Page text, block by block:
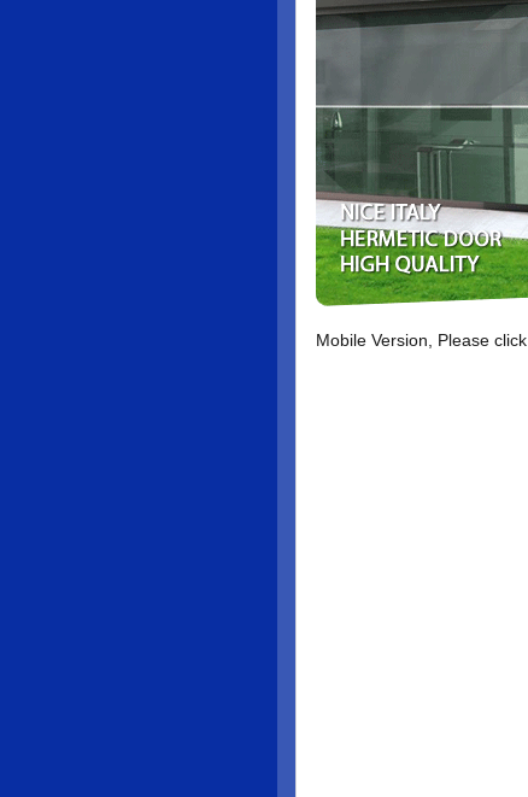
Mobile Version, Please click